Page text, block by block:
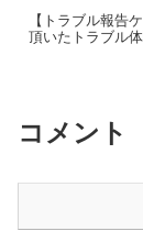
【トラブル報告
頂いたトラブル
コメント